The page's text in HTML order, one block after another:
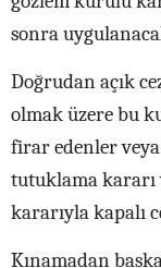
sonra
Doğrudan açık
olmak üzere bu
firar edenler
tutuklama kararı
kararıyla kapalı
Kınamadan